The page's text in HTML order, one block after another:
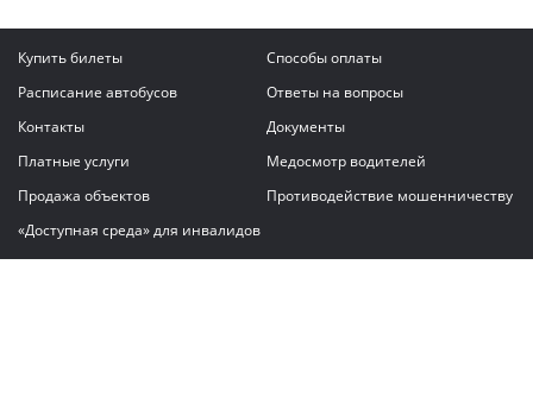
Купить билеты
Способы оплаты
Расписание автобусов
Ответы на вопросы
Контакты
Документы
Платные услуги
Медосмотр водителей
Продажа объектов
Противодействие мошенничеству
«Доступная среда» для инвалидов